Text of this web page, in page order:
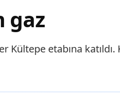
gaz
etabına katıldı.